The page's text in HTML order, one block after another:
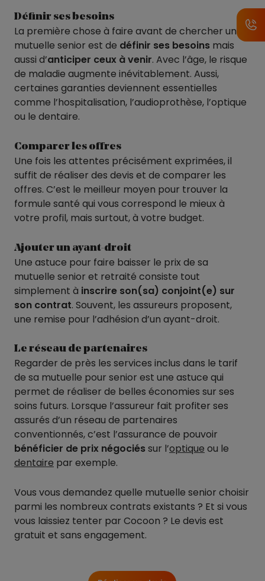
Définir ses besoins
La première chose à faire avant de chercher une
mutuelle senior est de définir ses besoins mais
aussi d’anticiper ceux à venir. Avec l’âge, le risque
de maladie augmente inévitablement. Aussi,
certaines garanties deviennent essentielles
comme l’hospitalisation, l’audioprothèse, l’optique
ou le dentaire.
Comparer les offres
Une fois les attentes précisément exprimées, il
suffit de réaliser des devis et de comparer les
offres. C’est le meilleur moyen pour trouver la
formule santé qui vous correspond le mieux à
votre profil, mais surtout, à votre budget.
Ajouter un ayant-droit
Une astuce pour faire baisser le prix de sa
mutuelle senior et retraité consiste tout
simplement à inscrire son(sa) conjoint(e) sur
son contrat. Souvent, les assureurs proposent,
une remise pour l’adhésion d’un ayant-droit.
Le réseau de partenaires
Regarder de près les services inclus dans le tarif
de sa mutuelle pour senior est une astuce qui
permet de réaliser de belles économies sur ses
soins futurs. Lorsque l’assureur fait profiter ses
assurés d’un réseau de partenaires
conventionnés, c’est l’assurance de pouvoir
bénéficier de prix négociéssur l’optique ou le
dentaire par exemple.
Vous vous demandez quelle mutuelle senior choisir
parmi les nombreux contrats existants ? Et si vous
vous laissiez tenter par Cocoon ? Le devis est
gratuit et sans engagement.